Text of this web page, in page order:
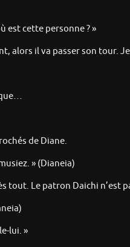
est cette personne ? »
alors il va passer son tour.
de Diane.
» (Dianeia)
tout. Le patron Daichi n’est
lui. »